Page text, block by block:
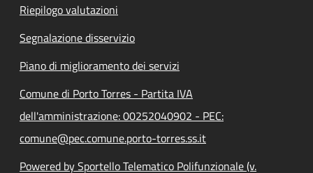
Riepilogo valutazioni
Segnalazione disservizio
Piano di miglioramento dei servizi
Comune di Porto Torres - Partita IVA
dell'amministrazione: 00252040902 - PEC:
comune@pec.comune.porto-torres.ss.it
Powered by Sportello Telematico Polifunzionale (v.